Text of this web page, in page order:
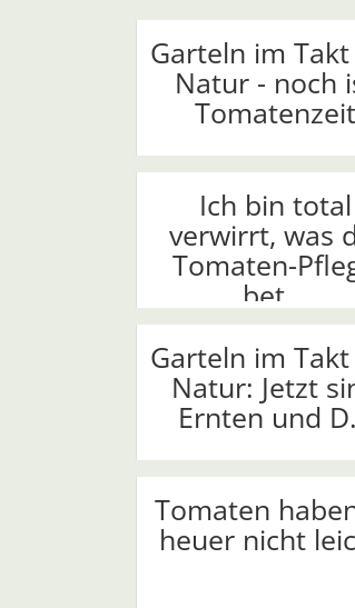
Garteln im
Natur - noch
Tomatenzeit
Ich bin total
verwirrt, was
Tomaten-
bet...
Garteln im
Natur: Jetzt
Ernten und
Tomaten
heuer nicht